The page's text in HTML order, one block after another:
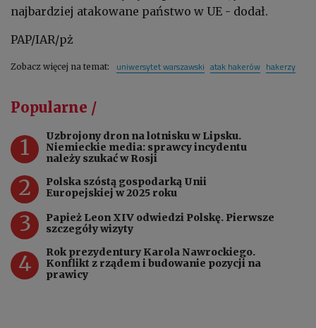
najbardziej atakowane państwo w UE - dodał.
PAP/IAR/pż
Zobacz więcej na temat: uniwersytet warszawski atak hakerów hakerzy
Popularne /
1
Uzbrojony dron na lotnisku w Lipsku.
Niemieckie media: sprawcy incydentu
należy szukać w Rosji
2
Polska szóstą gospodarką Unii
Europejskiej w 2025 roku
3
Papież Leon XIV odwiedzi Polskę. Pierwsze
szczegóły wizyty
4
Rok prezydentury Karola Nawrockiego.
Konflikt z rządem i budowanie pozycji na
prawicy